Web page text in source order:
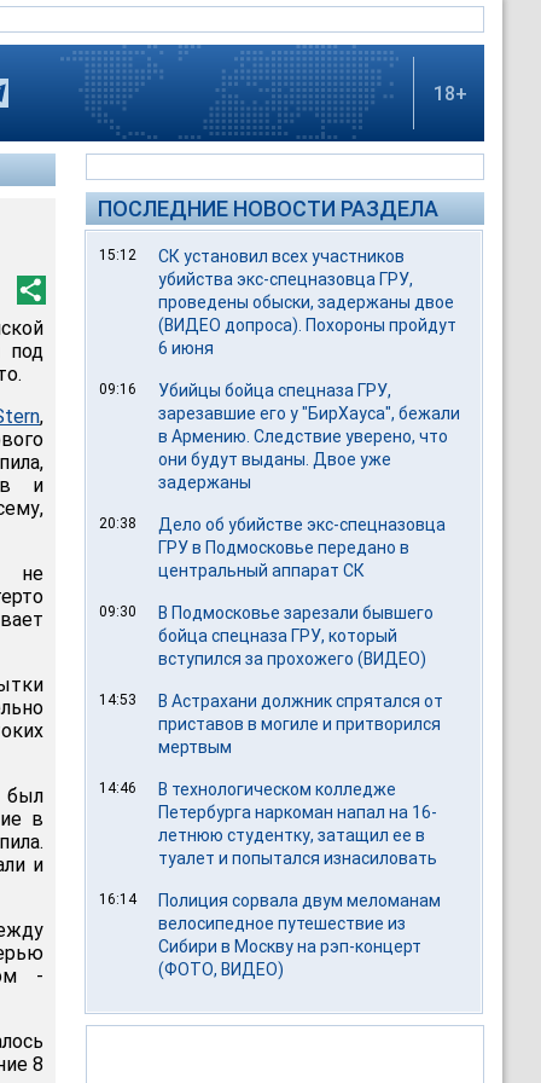
18+
под
,
и
не
был
в
и
-
8
ПОСЛЕДНИЕ НОВОСТИ РАЗДЕЛА
15:12
СК установил всех участников
убийства экс-спецназовца ГРУ,
проведены обыски, задержаны двое
(ВИДЕО допроса). Похороны пройдут
6 июня
09:16
Убийцы бойца спецназа ГРУ,
зарезавшие его у "БирХауса", бежали
в Армению. Следствие уверено, что
они будут выданы. Двое уже
задержаны
20:38
Дело об убийстве экс-спецназовца
ГРУ в Подмосковье передано в
центральный аппарат СК
09:30
В Подмосковье зарезали бывшего
бойца спецназа ГРУ, который
вступился за прохожего (ВИДЕО)
14:53
В Астрахани должник спрятался от
приставов в могиле и притворился
мертвым
14:46
В технологическом колледже
Петербурга наркоман напал на 16-
летнюю студентку, затащил ее в
туалет и попытался изнасиловать
16:14
Полиция сорвала двум меломанам
велосипедное путешествие из
Сибири в Москву на рэп-концерт
(ФОТО, ВИДЕО)